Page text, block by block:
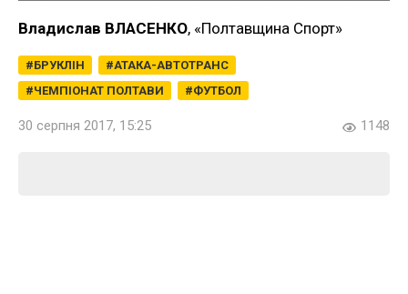
Владислав ВЛАСЕНКО, «Полтавщина Спорт»
БРУКЛІН
АТАКА-АВТОТРАНС
ЧЕМПІОНАТ ПОЛТАВИ
ФУТБОЛ
30 серпня 2017, 15:25 1148